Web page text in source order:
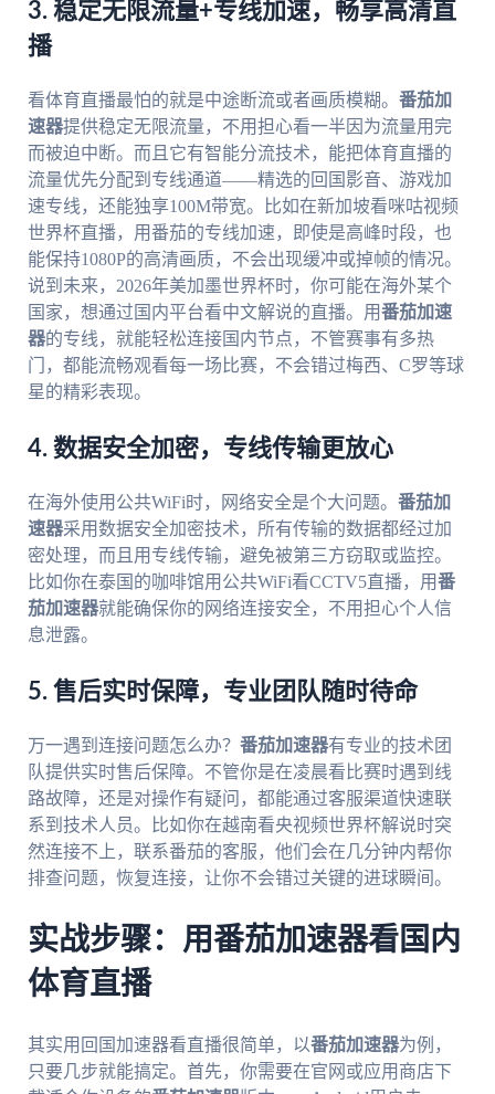
3. 稳定无限流量+专线加速，畅享高清直
播
看体育直播最怕的就是中途断流或者画质模糊。 番茄加
速器提供稳定无限流量，不用担心看一半因为流量用完
而被迫中断。而且它有智能分流技术，能把体育直播的
流量优先分配到专线通道——精选的回国影音、游戏加
速专线，还能独享100M带宽。比如在新加坡看咪咕视频
世界杯直播，用番茄的专线加速，即使是高峰时段，也
能保持1080P的高清画质，不会出现缓冲或掉帧的情况。
说到未来，2026年美加墨世界杯时，你可能在海外某个
国家，想通过国内平台看中文解说的直播。用番茄加速
器的专线，就能轻松连接国内节点，不管赛事有多热
门，都能流畅观看每一场比赛，不会错过梅西、C罗等球
星的精彩表现。
4. 数据安全加密，专线传输更放心
在海外使用公共WiFi时，网络安全是个大问题。 番茄加
速器采用数据安全加密技术，所有传输的数据都经过加
密处理，而且用专线传输，避免被第三方窃取或监控。
比如你在泰国的咖啡馆用公共WiFi看CCTV5直播，用番
茄加速器就能确保你的网络连接安全，不用担心个人信
息泄露。
5. 售后实时保障，专业团队随时待命
万一遇到连接问题怎么办？ 番茄加速器有专业的技术团
队提供实时售后保障。不管你是在凌晨看比赛时遇到线
路故障，还是对操作有疑问，都能通过客服渠道快速联
系到技术人员。比如你在越南看央视频世界杯解说时突
然连接不上，联系番茄的客服，他们会在几分钟内帮你
排查问题，恢复连接，让你不会错过关键的进球瞬间。
实战步骤：用番茄加速器看国内
体育直播
其实用回国加速器看直播很简单，以番茄加速器为例，
只要几步就能搞定。首先，你需要在官网或应用商店下